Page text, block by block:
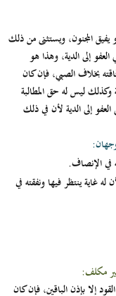
المجنون، ويستثنى من ذلك
إلى الدية، وهذا هو
بخلاف الصبي، فإن كان
وكذلك ليس له حق المطالبة
إلى الدية لأن في ذلك
في الإنصاف.
غاية ينتظر فيها ونفقته في
مكلف:
إلا بإذن الباقين، فإن كان